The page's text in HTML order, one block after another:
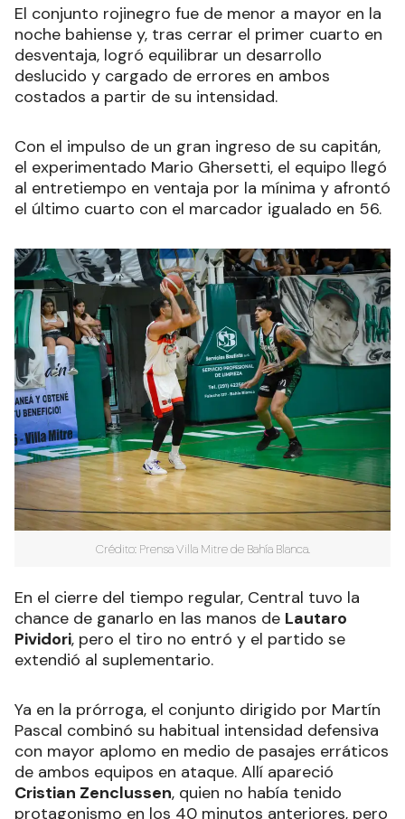
El conjunto rojinegro fue de menor a mayor en la
noche bahiense y, tras cerrar el primer cuarto en
desventaja, logró equilibrar un desarrollo
deslucido y cargado de errores en ambos
costados a partir de su intensidad.
Con el impulso de un gran ingreso de su capitán,
el experimentado Mario Ghersetti, el equipo llegó
al entretiempo en ventaja por la mínima y afrontó
el último cuarto con el marcador igualado en 56.
Crédito: Prensa Villa Mitre de Bahía Blanca.
En el cierre del tiempo regular, Central tuvo la
chance de ganarlo en las manos de Lautaro
Pividori, pero el tiro no entró y el partido se
extendió al suplementario.
Ya en la prórroga, el conjunto dirigido por Martín
Pascal combinó su habitual intensidad defensiva
con mayor aplomo en medio de pasajes erráticos
de ambos equipos en ataque. Allí apareció
Cristian Zenclussen, quien no había tenido
protagonismo en los 40 minutos anteriores, pero